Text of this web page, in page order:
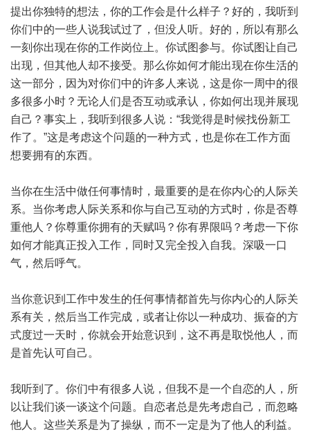
提出你独特的想法，你的工作会是什么样子？好的，我听到
你们中的一些人说我试过了，但没人听。好的，所以有那么
一刻你出现在你的工作岗位上。你试图参与。你试图让自己
出现，但其他人却不接受。那么你如何才能出现在你生活的
这一部分，因为对你们中的许多人来说，这是你一周中的很
多很多小时？无论人们是否互动或承认，你如何出现并展现
自己？事实上，我听到很多人说：“我觉得是时候找份新工
作了。”这是考虑这个问题的一种方式，也是你在工作方面
想要拥有的东西。
当你在生活中做任何事情时，最重要的是在你内心的人际关
系。当你考虑人际关系和你与自己互动的方式时，你是否尊
重他人？你尊重你拥有的天赋吗？你有界限吗？考虑一下你
如何才能真正投入工作，同时又完全投入自我。深吸一口
气，然后呼气。
当你意识到工作中发生的任何事情都首先与你内心的人际关
系有关，然后当工作完成，或者让你以一种成功、振奋的方
式度过一天时，你就会开始意识到，这不再是取悦他人，而
是首先认可自己。
我听到了。你们中有很多人说，但我不是一个自恋的人，所
以让我们谈一谈这个问题。自恋者总是先考虑自己，而忽略
他人。这些关系是为了操纵，而不一定是为了他人的利益。